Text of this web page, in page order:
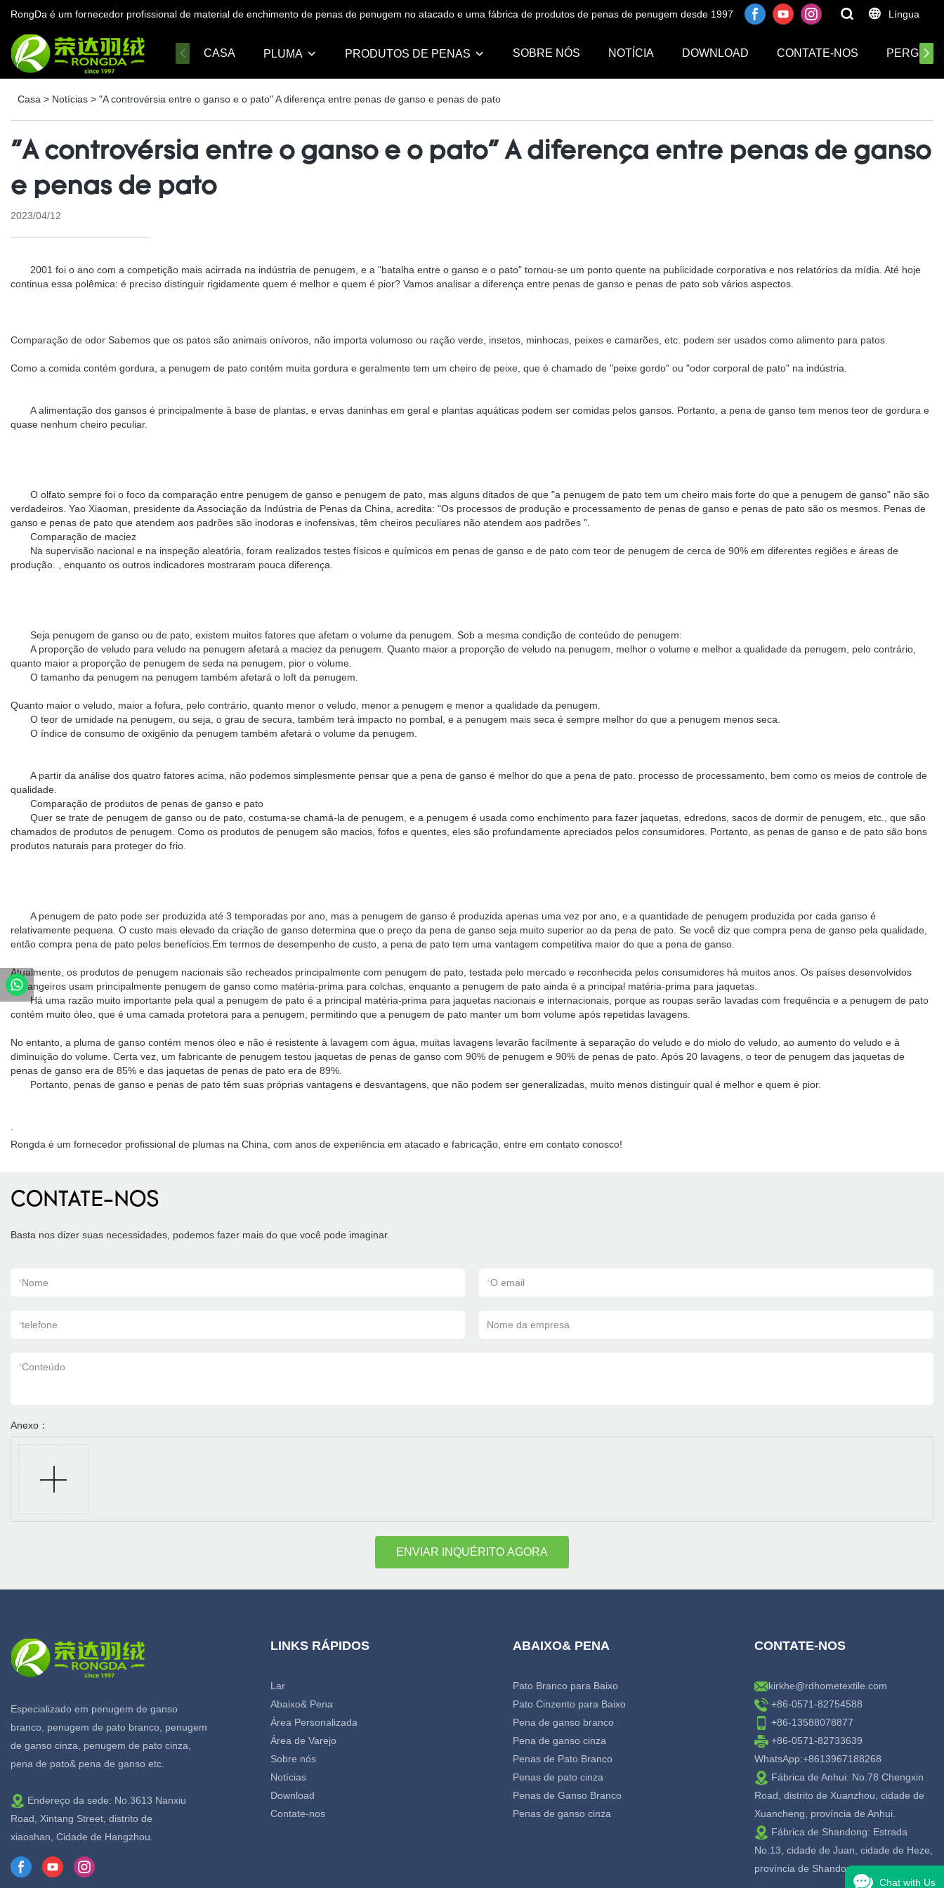
RongDa é um fornecedor profissional de material de enchimento de penas de penugem no atacado e uma fábrica de produtos de penas de penugem desde 1997 Língua
CASA PLUMA PRODUTOS DE PENAS SOBRE NÓS NOTÍCIA DOWNLOAD CONTATE-NOS
Casa > Notícias > "A controvérsia entre o ganso e o pato" A diferença entre penas de ganso e penas de pato
"A controvérsia entre o ganso e o pato" A diferença entre penas de ganso
e penas de pato
2023/04/12
2001 foi o ano com a competição mais acirrada na indústria de penugem, e a "batalha entre o ganso e o pato" tornou-se um ponto quente na publicidade corporativa e nos relatórios da mídia. Até hoje
continua essa polêmica: é preciso distinguir rigidamente quem é melhor e quem é pior? Vamos analisar a diferença entre penas de ganso e penas de pato sob vários aspectos.
Comparação de odor Sabemos que os patos são animais onívoros, não importa volumoso ou ração verde, insetos, minhocas, peixes e camarões, etc. podem ser usados ​​como alimento para patos.
Como a comida contém gordura, a penugem de pato contém muita gordura e geralmente tem um cheiro de peixe, que é chamado de "peixe gordo" ou "odor corporal de pato" na indústria.
A alimentação dos gansos é principalmente à base de plantas, e ervas daninhas em geral e plantas aquáticas podem ser comidas pelos gansos. Portanto, a pena de ganso tem menos teor de gordura e
quase nenhum cheiro peculiar.
O olfato sempre foi o foco da comparação entre penugem de ganso e penugem de pato, mas alguns ditados de que "a penugem de pato tem um cheiro mais forte do que a penugem de ganso" não são
verdadeiros. Yao Xiaoman, presidente da Associação da Indústria de Penas da China, acredita: "Os processos de produção e processamento de penas de ganso e penas de pato são os mesmos. Penas de
ganso e penas de pato que atendem aos padrões são inodoras e inofensivas, têm cheiros peculiares não atendem aos padrões ".
Comparação de maciez
Na supervisão nacional e na inspeção aleatória, foram realizados testes físicos e químicos em penas de ganso e de pato com teor de penugem de cerca de 90% em diferentes regiões e áreas de
produção. , enquanto os outros indicadores mostraram pouca diferença.
Seja penugem de ganso ou de pato, existem muitos fatores que afetam o volume da penugem. Sob a mesma condição de conteúdo de penugem:
A proporção de veludo para veludo na penugem afetará a maciez da penugem. Quanto maior a proporção de veludo na penugem, melhor o volume e melhor a qualidade da penugem, pelo contrário,
quanto maior a proporção de penugem de seda na penugem, pior o volume.
O tamanho da penugem na penugem também afetará o loft da penugem.
Quanto maior o veludo, maior a fofura, pelo contrário, quanto menor o veludo, menor a penugem e menor a qualidade da penugem.
O teor de umidade na penugem, ou seja, o grau de secura, também terá impacto no pombal, e a penugem mais seca é sempre melhor do que a penugem menos seca.
O índice de consumo de oxigênio da penugem também afetará o volume da penugem.
A partir da análise dos quatro fatores acima, não podemos simplesmente pensar que a pena de ganso é melhor do que a pena de pato. processo de processamento, bem como os meios de controle de
qualidade.
Comparação de produtos de penas de ganso e pato
Quer se trate de penugem de ganso ou de pato, costuma-se chamá-la de penugem, e a penugem é usada como enchimento para fazer jaquetas, edredons, sacos de dormir de penugem, etc., que são
chamados de produtos de penugem. Como os produtos de penugem são macios, fofos e quentes, eles são profundamente apreciados pelos consumidores. Portanto, as penas de ganso e de pato são bons
produtos naturais para proteger do frio.
A penugem de pato pode ser produzida até 3 temporadas por ano, mas a penugem de ganso é produzida apenas uma vez por ano, e a quantidade de penugem produzida por cada ganso é
relativamente pequena. O custo mais elevado da criação de ganso determina que o preço da pena de ganso seja muito superior ao da pena de pato. Se você diz que compra pena de ganso pela qualidade,
então compra pena de pato pelos benefícios.Em termos de desempenho de custo, a pena de pato tem uma vantagem competitiva maior do que a pena de ganso.
Atualmente, os produtos de penugem nacionais são recheados principalmente com penugem de pato, testada pelo mercado e reconhecida pelos consumidores há muitos anos. Os países desenvolvidos
estrangeiros usam principalmente penugem de ganso como matéria-prima para colchas, enquanto a penugem de pato ainda é a principal matéria-prima para jaquetas.
Há uma razão muito importante pela qual a penugem de pato é a principal matéria-prima para jaquetas nacionais e internacionais, porque as roupas serão lavadas com frequência e a penugem de pato
contém muito óleo, que é uma camada protetora para a penugem, permitindo que a penugem de pato manter um bom volume após repetidas lavagens.
No entanto, a pluma de ganso contém menos óleo e não é resistente à lavagem com água, muitas lavagens levarão facilmente à separação do veludo e do miolo do veludo, ao aumento do veludo e à
diminuição do volume. Certa vez, um fabricante de penugem testou jaquetas de penas de ganso com 90% de penugem e 90% de penas de pato. Após 20 lavagens, o teor de penugem das jaquetas de
penas de ganso era de 85% e das jaquetas de penas de pato era de 89%.
Portanto, penas de ganso e penas de pato têm suas próprias vantagens e desvantagens, que não podem ser generalizadas, muito menos distinguir qual é melhor e quem é pior.
Rongda é um fornecedor profissional de plumas na China, com anos de experiência em atacado e fabricação, entre em contato conosco!
CONTATE-NOS
Basta nos dizer suas necessidades, podemos fazer mais do que você pode imaginar.
*Nome *O email
*telefone Nome da empresa
*Conteúdo
Anexo：
ENVIAR INQUÉRITO AGORA
Especializado em penugem de ganso
branco, penugem de pato branco, penugem
de ganso cinza, penugem de pato cinza,
pena de pato& pena de ganso etc.
Endereço da sede: No.3613 Nanxiu
Road, Xintang Street, distrito de
xiaoshan, Cidade de Hangzhou.
LINKS RÁPIDOS
Lar
Abaixo& Pena
Área Personalizada
Área de Varejo
Sobre nós
Notícias
Download
Contate-nos
ABAIXO& PENA
Pato Branco para Baixo
Pato Cinzento para Baixo
Pena de ganso branco
Pena de ganso cinza
Penas de Pato Branco
Penas de pato cinza
Penas de Ganso Branco
Penas de ganso cinza
CONTATE-NOS
kirkhe@rdhometextile.com
+86-0571-82754588
+86-13588078877
+86-0571-82733639
WhatsApp:+8613967188268
Fábrica de Anhui: No.78 Chengxin
Road, distrito de Xuanzhou, cidade de
Xuancheng, província de Anhui.
Fábrica de Shandong: Estrada
No.13, cidade de Juan, cidade de Heze,
província de Shandong.
Chat with Us